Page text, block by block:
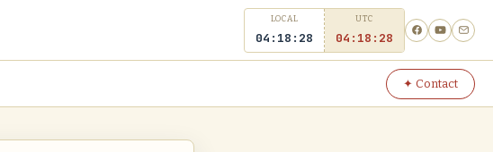
LOCAL
04:18:28
UTC
04 18 28
✦ Contact